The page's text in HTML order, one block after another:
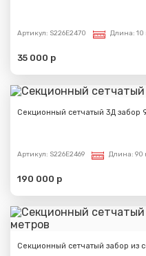
Артикул: S226E2470 Длина: 10
35 000 р
Секционный сетчатый 3Д забор
Артикул: S226E2469 Длина: 90
190 000 р
Секционный сетчатый забор из